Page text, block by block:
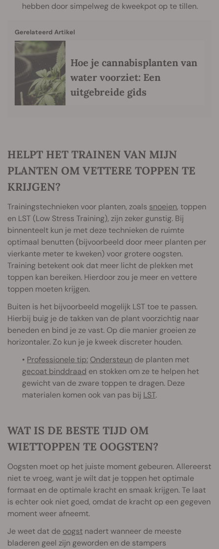
hebben door simpelweg de kweekpot op te tillen.
Gerelateerd Artikel
Hoe je cannabisplanten van
water voorziet: Een
uitgebreide gids
HELPT HET TRAINEN VAN MIJN
PLANTEN OM VETTERE TOPPEN TE
KRIJGEN?
Trainingstechnieken voor planten, zoals snoeien, toppen
en LST (Low Stress Training), zijn zeker gunstig. Bij
binnenteelt kun je met deze technieken de ruimte
optimaal benutten (bijvoorbeeld door meer planten per
vierkante meter te kweken) voor grotere oogsten.
Training betekent ook dat meer licht de plekken met
toppen kan bereiken. Hierdoor zou je meer en vettere
toppen moeten krijgen.
Buiten is het bijvoorbeeld mogelijk LST toe te passen.
Hierbij buig je de takken van de plant voorzichtig naar
beneden en bind je ze vast. Op die manier groeien ze
horizontaler. Zo kun je je kweek discreter houden.
• Professionele tip: Ondersteun de planten met
gecoat binddraad en stokken om ze te helpen het
gewicht van de zware toppen te dragen. Deze
materialen komen ook van pas bij LST.
WAT IS DE BESTE TIJD OM
WIETTOPPEN TE OOGSTEN?
Oogsten moet op het juiste moment gebeuren. Allereerst
niet te vroeg, want je wilt dat je toppen het optimale
formaat en de optimale kracht en smaak krijgen. Te laat
is echter ook niet goed, omdat de kracht op een gegeven
moment weer afneemt.
Je weet dat de oogst nadert wanneer de meeste
bladeren geel zijn geworden en de stampers